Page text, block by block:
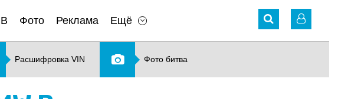
Фото Реклама Ещё
Расшифровка VIN Фото битва